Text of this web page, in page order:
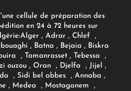
cellule de préparation des
en 24 à 72 heures sur
Alger , Adrar, Chlef ,
, Batna , Bejaia , Biskra
, Tamanrasset , Tebessa ,
ouzou , Oran , Djelfa , Jijel ,
, Sidi bel abbes , Annaba ,
, Medea , Mostaganem ,